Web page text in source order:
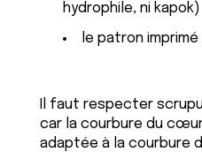
hydrophile, ni kapok)
le patron
Il faut respecter
car la courbure du
adaptée à la courbure